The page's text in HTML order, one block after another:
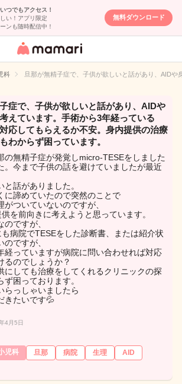
つでもアクセス！
い！アプリ限定
ンも随時配信中！
無料ダウンロード
女性専用匿名QA
イト
科 旦那が無精子症で、子供が欲しいと話があり、AID
症で、子供が欲しいと話があり、AIDや
えています。手術から3年経っている
応してもらえるか不安。身内提供の治療
わからず困っています。
の無精子症が発覚しmicro-TESEをしました
。今まで子供の話を避けていましたが最近
と話がありました。
に諦めていたので突然のことで
がついていないのですが、
を前向きに考えようと思っています。
のですが、
病院でTESEをした診断書、または紹介状
ですが、
経っていますが病院に問い合わせれば対応
るのでしょうか？
にしても治療をしてくれるクリニックの探
ず困っております。
らっしゃいましたら
きたいです💦
4月5日
児科
旦那 病院 生理
AID